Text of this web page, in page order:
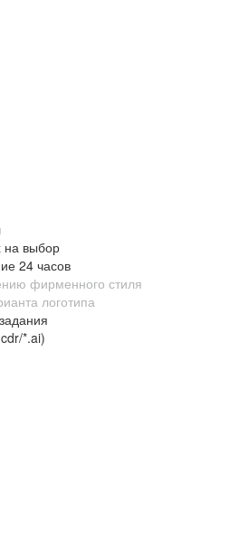
на выбор
24 часов
фирменного стиля
логотипа
*.ai)